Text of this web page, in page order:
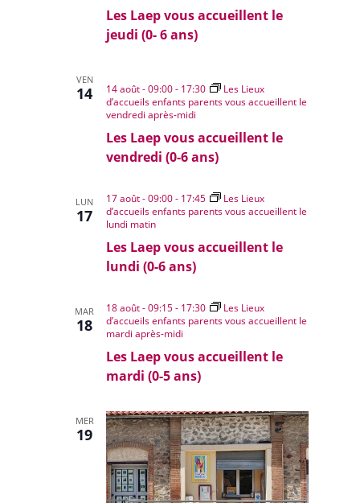
Les Laep vous accueillent le
jeudi (0- 6 ans)
VEN
14
Les Laep vous accueillent le
vendredi (0-6 ans)
14 août - 09:00- 17:30
Les Lieux
d’accueils enfants parents vous accueillent le
vendredi après-midi
LUN
17
Les Laep vous accueillent le
lundi (0-6 ans)
17 août - 09:00- 17:45
Les Lieux
d’accueils enfants parents vous accueillent le
lundi matin
MAR
18
Les Laep vous accueillent le
mardi (0-5 ans)
18 août - 09:15- 17:30
Les Lieux
d’accueils enfants parents vous accueillent le
mardi après-midi
MER
19